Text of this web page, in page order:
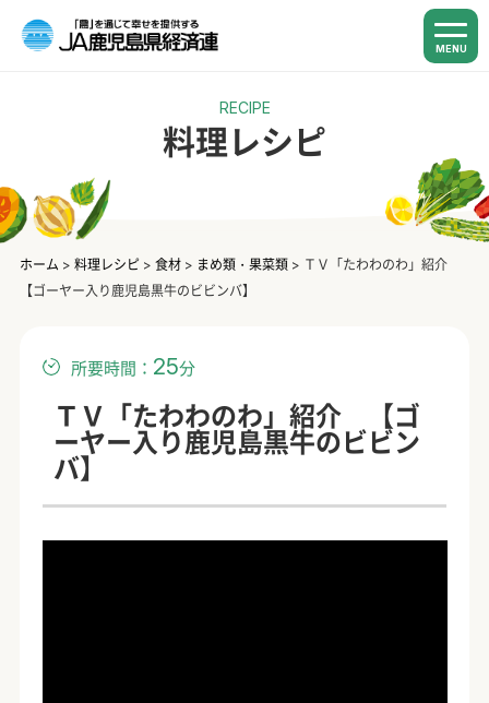
MENU
RECIPE
料理レシピ
ホーム > 料理レシピ> 食材> まめ類・果菜類> ＴＶ「たわわのわ」紹介
【ゴーヤー入り鹿児島黒牛のビビンバ】
所要時間： 25分
ＴＶ「たわわのわ」紹介 【ゴ
ーヤー入り鹿児島黒牛のビビン
バ】